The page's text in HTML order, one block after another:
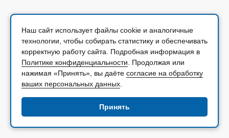
Наш сайт использует файлы cookie и аналогичные
технологии, чтобы собирать статистику и обеспечивать
корректную работу сайта. Подробная информация в
Политике конфиденциальности . Продолжая или
нажимая «Принять», вы даёте согласие на обработку
ваших персональных данных
Принять